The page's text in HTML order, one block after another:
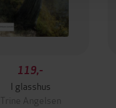
119,-
I glasshus
Trine Angelsen